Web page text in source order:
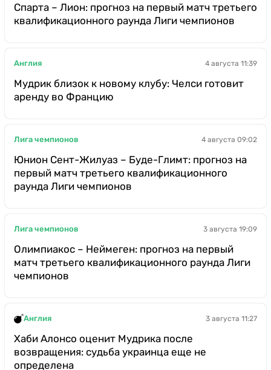
Спарта – Лион: прогноз на первый матч третьего
квалификационного раунда Лиги чемпионов
Англия 4 августа 11:39
Мудрик близок к новому клубу: Челси готовит
аренду во Францию
Лига чемпионов 4 августа 09:02
Юнион Сент-Жилуаз – Буде-Глимт: прогноз на
первый матч третьего квалификационного
раунда Лиги чемпионов
Лига чемпионов 3 августа 19:09
Олимпиакос – Неймеген: прогноз на первый
матч третьего квалификационного раунда Лиги
чемпионов
Англия 3 августа 11:27
Хаби Алонсо оценит Мудрика после
возвращения: судьба украинца еще не
определена